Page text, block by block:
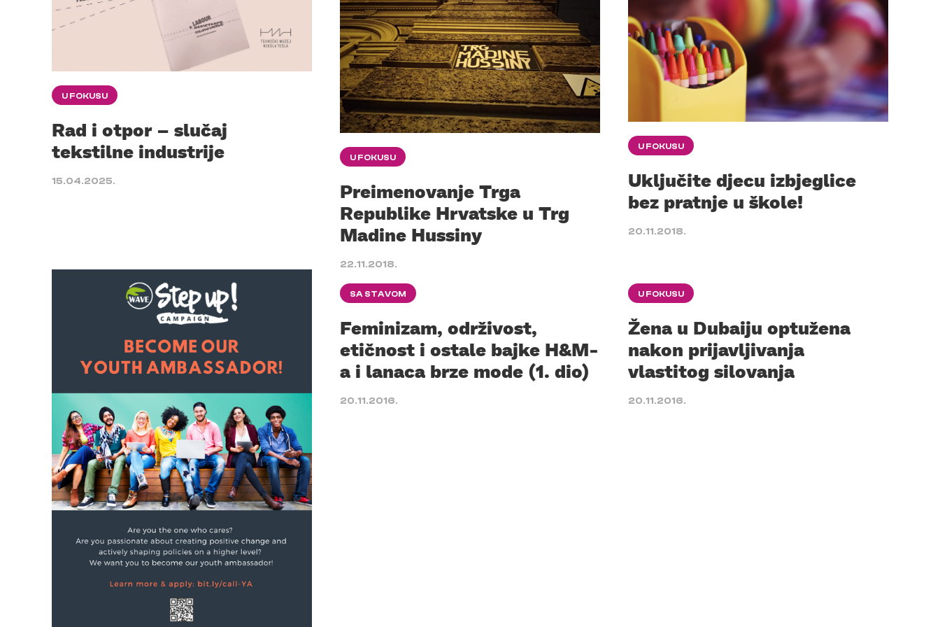
U FOKUSU
Rad i otpor – slučaj
tekstilne industrije
15.04.2025.
U FOKUSU
Preimenovanje Trga
Republike Hrvatske u Trg
Madine Hussiny
22.11.2018.
U FOKUSU
Uključite djecu izbjeglice
bez pratnje u škole!
20.11.2018.
SA STAVOM
Feminizam, održivost,
etičnost i ostale bajke H&M-
a i lanaca brze mode (1. dio)
20.11.2016.
U FOKUSU
Žena u Dubaiju optužena
nakon prijavljivanja
vlastitog silovanja
20.11.2016.